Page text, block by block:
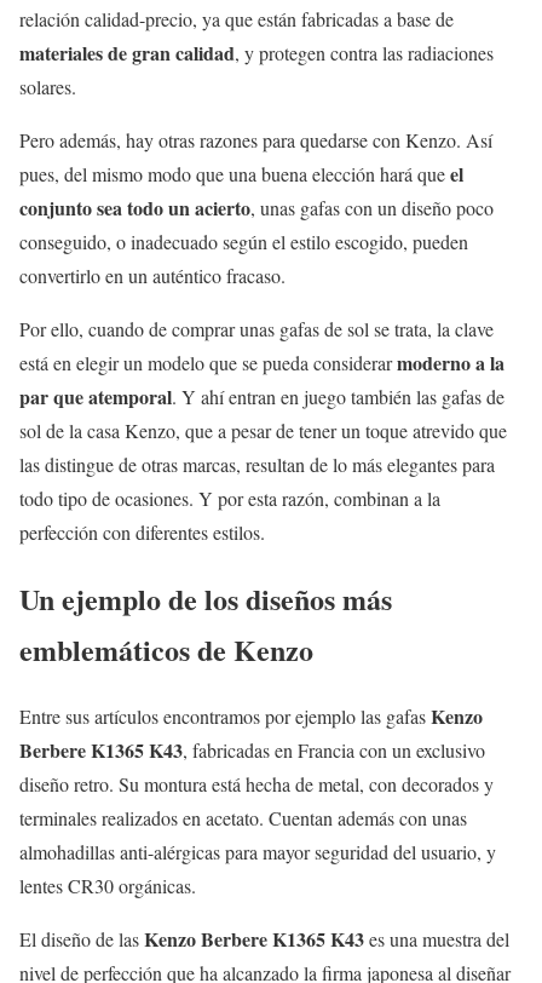
relación calidad-precio, ya que están fabricadas a base de
materiales de gran calidad, y protegen contra las radiaciones
solares.
Pero además, hay otras razones para quedarse con Kenzo. Así
pues, del mismo modo que una buena elección hará queel
conjunto sea todo un acierto, unas gafas con un diseño poco
conseguido, o inadecuado según el estilo escogido, pueden
convertirlo en un auténtico fracaso.
Por ello, cuando de comprar unas gafas de sol se trata, la clave
está en elegir un modelo que se pueda considerarmoderno a la
par que atemporal. Y ahí entran en juego también las gafas de
sol de la casa Kenzo, que a pesar de tener un toque atrevido que
las distingue de otras marcas, resultan de lo más elegantes para
todo tipo de ocasiones. Y por esta razón, combinan a la
perfección con diferentes estilos.
Un ejemplo de los diseños más
emblemáticos de Kenzo
Entre sus artículos encontramos por ejemplo las gafasKenzo
Berbere K1365 K43, fabricadas en Francia con un exclusivo
diseño retro. Su montura está hecha de metal, con decorados y
terminales realizados en acetato. Cuentan además con unas
almohadillas anti-alérgicas para mayor seguridad del usuario, y
lentes CR30 orgánicas.
El diseño de lasKenzo Berbere K1365 K43es una muestra del
nivel de perfección que ha alcanzado la firma japonesa al diseñar